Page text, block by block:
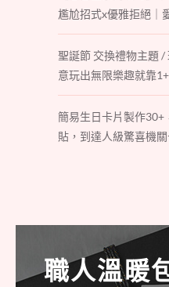
尷尬招式x優雅拒絕｜
聖誕節 交換禮物主題 /
意玩出無限樂趣就靠
簡易生日卡片製作
貼，到達人級驚喜機
職人溫暖